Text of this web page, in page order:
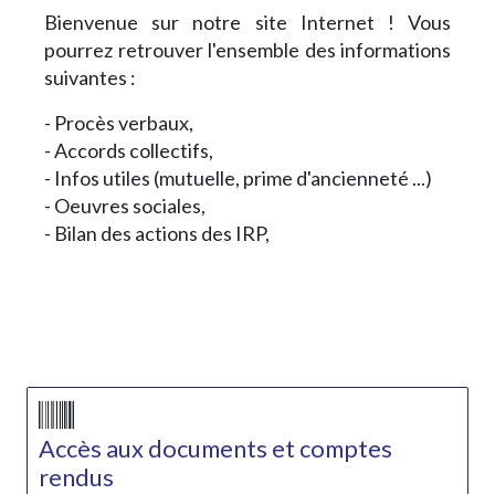
Bienvenue sur notre site Internet ! Vous
pourrez retrouver l'ensemble des informations
suivantes :
- Procès verbaux,
- Accords collectifs,
- Infos utiles (mutuelle, prime d'ancienneté ...)
- Oeuvres sociales,
- Bilan des actions des IRP,
Accès aux documents et comptes
rendus